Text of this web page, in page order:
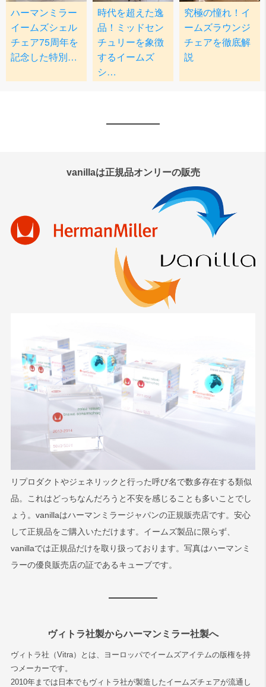
vanillaは正規品オンリーの販売
リプロダクトやジェネリックと行った呼び名で数多存在する類似
品。これはどっちなんだろうと不安を感じることも多いことでし
ょう。vanillaはハーマンミラージャパンの正規販売店です。安心
して正規品をご購入いただけます。イームズ製品に限らず、
vanillaでは正規品だけを取り扱っております。写真はハーマンミ
ラーの優良販売店の証であるキューブです。
ヴィトラ社製からハーマンミラー社製へ
ヴィトラ社（Vitra）とは、ヨーロッパでイームズアイテムの版権を持
つメーカーです。
2010年までは日本でもヴィトラ社が製造したイームズチェアが流通し